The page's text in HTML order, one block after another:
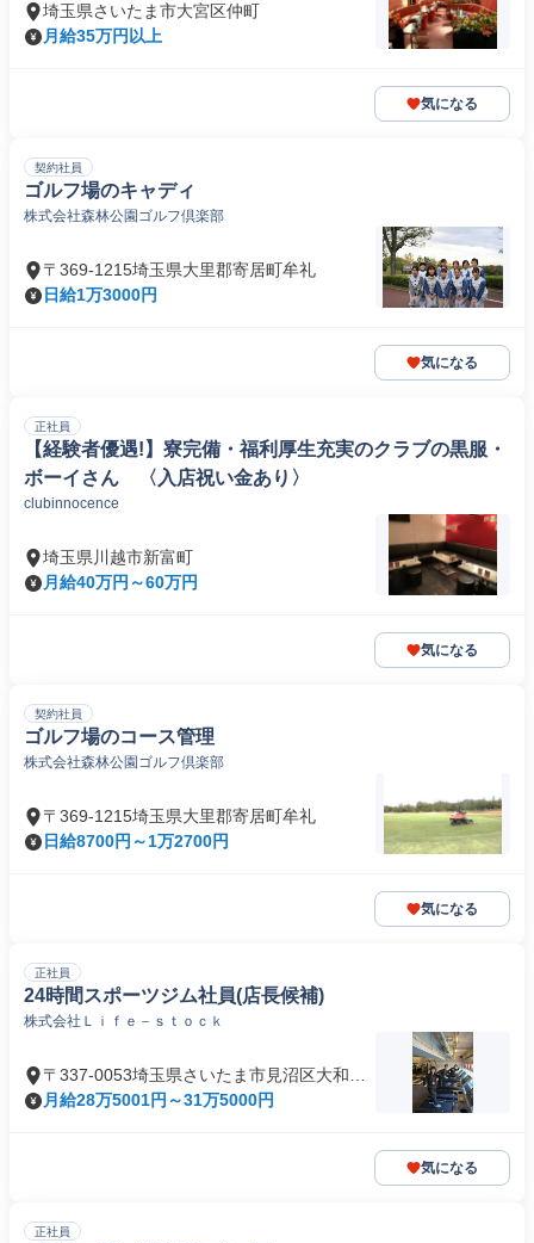
埼玉県さいたま市大宮区仲町
月給35万円以上
気になる
契約社員
ゴルフ場のキャディ
株式会社森林公園ゴルフ倶楽部
〒369-1215埼玉県大里郡寄居町牟礼
日給1万3000円
気になる
正社員
【経験者優遇!】寮完備・福利厚生充実のクラブの黒服・
ボーイさん 〈入店祝い金あり〉
clubinnocence
埼玉県川越市新富町
月給40万円～60万円
気になる
契約社員
ゴルフ場のコース管理
株式会社森林公園ゴルフ倶楽部
〒369-1215埼玉県大里郡寄居町牟礼
日給8700円～1万2700円
気になる
正社員
24時間スポーツジム社員(店長候補)
株式会社Ｌｉｆｅ－ｓｔｏｃｋ
〒337-0053埼玉県さいたま市見沼区大和田
町
月給28万5001円～31万5000円
気になる
正社員